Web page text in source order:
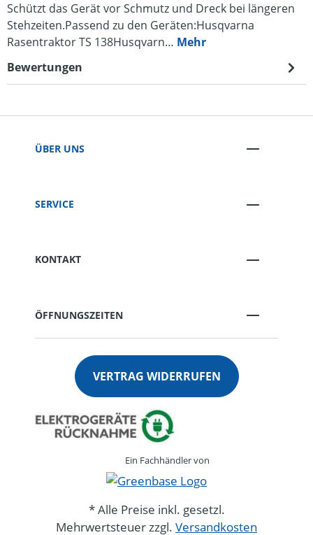
Schützt das Gerät vor Schmutz und Dreck bei längeren
Stehzeiten.Passend zu den Geräten:Husqvarna
Rasentraktor TS 138Husqvarn… Mehr
Bewertungen
ÜBER UNS
SERVICE
KONTAKT
ÖFFNUNGSZEITEN
VERTRAG WIDERRUFEN
Ein Fachhändler von
* Alle Preise inkl. gesetzl.
Mehrwertsteuer zzgl. Versandkosten